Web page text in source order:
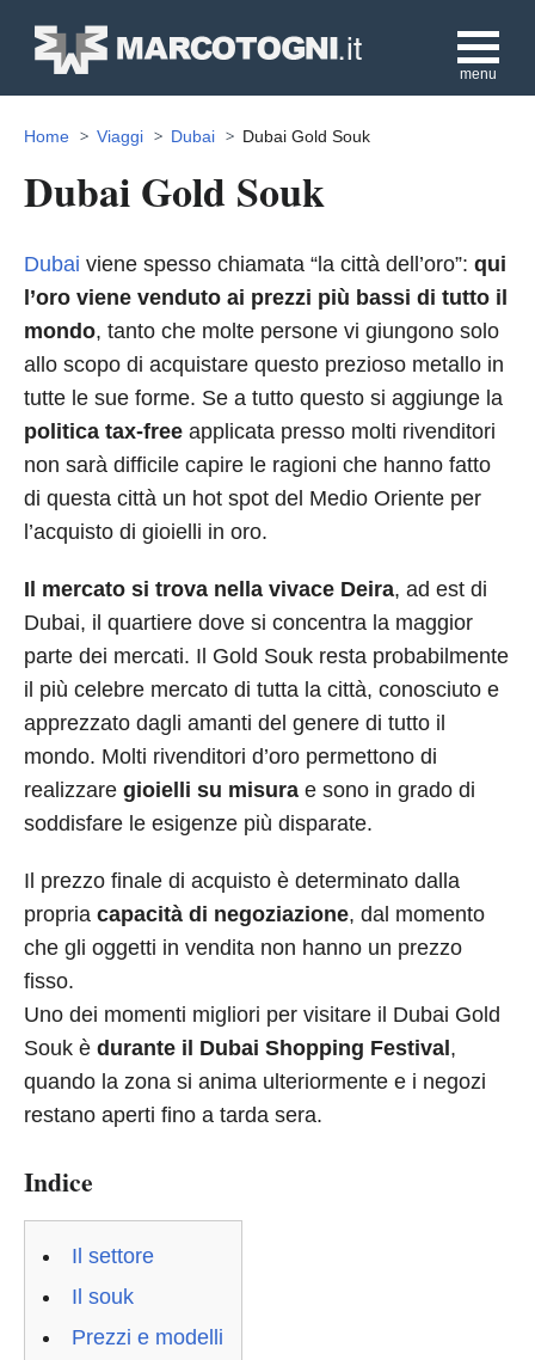
menu
Home Viaggi Dubai Dubai Gold Souk
Dubai Gold Souk
Dubai viene spesso chiamata “la città dell’oro”: qui
l’oro viene venduto ai prezzi più bassi di tutto il
mondo, tanto che molte persone vi giungono solo
allo scopo di acquistare questo prezioso metallo in
tutte le sue forme. Se a tutto questo si aggiunge la
politica tax-free applicata presso molti rivenditori
non sarà difficile capire le ragioni che hanno fatto
di questa città un hot spot del Medio Oriente per
l’acquisto di gioielli in oro.
Il mercato si trova nella vivace Deira, ad est di
Dubai, il quartiere dove si concentra la maggior
parte dei mercati. Il Gold Souk resta probabilmente
il più celebre mercato di tutta la città, conosciuto e
apprezzato dagli amanti del genere di tutto il
mondo. Molti rivenditori d’oro permettono di
realizzare gioielli su misura e sono in grado di
soddisfare le esigenze più disparate.
Il prezzo finale di acquisto è determinato dalla
propria capacità di negoziazione, dal momento
che gli oggetti in vendita non hanno un prezzo
fisso.
Uno dei momenti migliori per visitare il Dubai Gold
Souk è durante il Dubai Shopping Festival ,
quando la zona si anima ulteriormente e i negozi
restano aperti fino a tarda sera.
Indice
Il settore
Il souk
Prezzi e modelli